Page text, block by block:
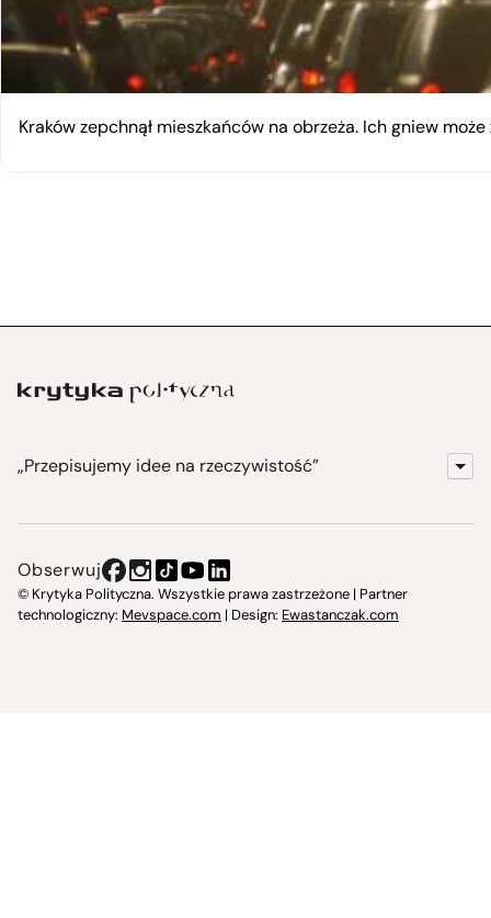
Kraków zepchnął mieszkańców na obrzeża. Ich gniew
„Przepisujemy idee na rzeczywistość”
Instytut Krytyki Politycznej
Obserwuj
© Krytyka Polityczna. Wszystkie prawa zastrzeżone | Partner
technologiczny: Mevspace.com | Design: Ewastanczak.com